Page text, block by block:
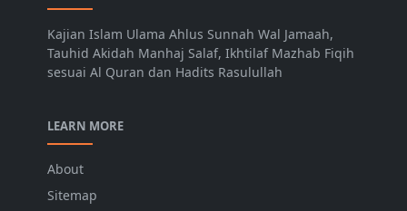
Kajian Islam Ulama Ahlus Sunnah Wal Jamaah,
Tauhid Akidah Manhaj Salaf, Ikhtilaf Mazhab Fiqih
sesuai Al Quran dan Hadits Rasulullah
LEARN MORE
About
Sitemap